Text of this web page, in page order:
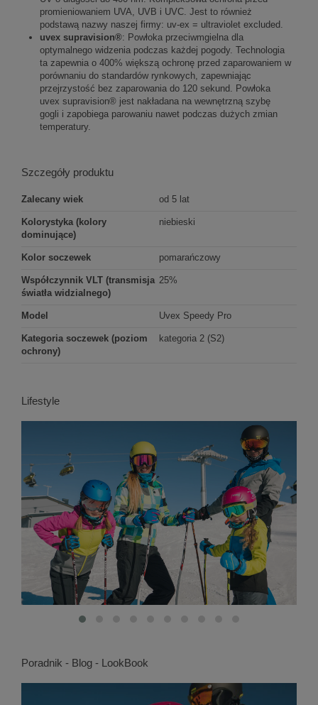
promieniowaniem UVA, UVB i UVC. Jest to również
podstawą nazwy naszej firmy: uv-ex = ultraviolet excluded.
uvex supravision®: Powłoka przeciwmgielna dla
optymalnego widzenia podczas każdej pogody. Technologia
ta zapewnia o 400% większą ochronę przed zaparowaniem w
porównaniu do standardów rynkowych, zapewniając
przejrzystość bez zaparowania do 120 sekund. Powłoka
uvex supravision® jest nakładana na wewnętrzną szybę
gogli i zapobiega parowaniu nawet podczas dużych zmian
temperatury.
Szczegóły produktu
Zalecany wiek od 5 lat
Kolorystyka (kolory
dominujące)
niebieski
Kolor soczewek pomarańczowy
Współczynnik VLT (transmisja
światła widzialnego)
25%
Model Uvex Speedy Pro
Kategoria soczewek (poziom
ochrony)
kategoria 2 (S2)
Lifestyle
Poradnik - Blog - LookBook